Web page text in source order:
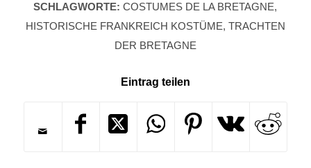
SCHLAGWORTE: COSTUMES DE LA BRETAGNE,
HISTORISCHE FRANKREICH KOSTÜME, TRACHTEN
DER BRETAGNE
Eintrag teilen